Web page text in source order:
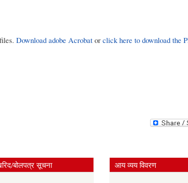
Download adobe Acrobat or click here to download the
बोलपत्र सूचना आय व्यय विवरण